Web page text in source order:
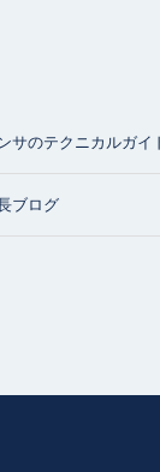
サのテクニカルガイ
ブログ